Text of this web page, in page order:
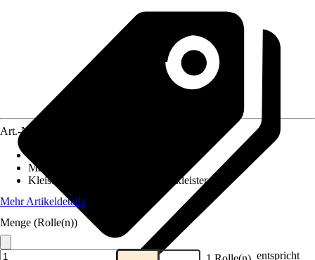
Art.-Nr.
Maße (BxH)
Kleisterempfehlung
Vliestapetenkleister
Mehr Artikeldetails
Menge (Rolle(n))
entspricht